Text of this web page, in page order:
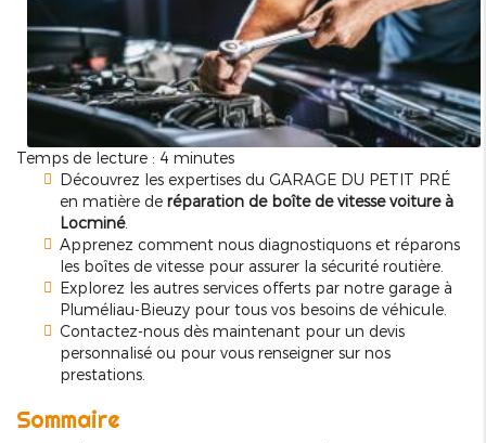
Temps de lecture : 4 minutes
Découvrez les expertises du GARAGE DU PETIT PRÉ
en matière de réparation de boîte de vitesse voiture à
Locminé.
Apprenez comment nous diagnostiquons et réparons
les boîtes de vitesse pour assurer la sécurité routière.
Explorez les autres services offerts par notre garage à
Pluméliau-Bieuzy pour tous vos besoins de véhicule.
Contactez-nous dès maintenant pour un devis
personnalisé ou pour vous renseigner sur nos
prestations.
Sommaire